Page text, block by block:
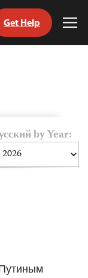
Get Help
by Year: